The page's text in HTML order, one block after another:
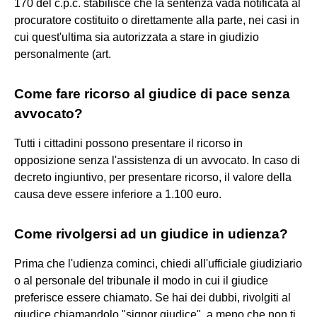
170 del c.p.c. stabilisce che la sentenza vada notificata al
procuratore costituito o direttamente alla parte, nei casi in
cui quest'ultima sia autorizzata a stare in giudizio
personalmente (art.
Come fare ricorso al giudice di pace senza
avvocato?
Tutti i cittadini possono presentare il ricorso in
opposizione senza l'assistenza di un avvocato. In caso di
decreto ingiuntivo, per presentare ricorso, il valore della
causa deve essere inferiore a 1.100 euro.
Come rivolgersi ad un giudice in udienza?
Prima che l'udienza cominci, chiedi all'ufficiale giudiziario
o al personale del tribunale il modo in cui il giudice
preferisce essere chiamato. Se hai dei dubbi, rivolgiti al